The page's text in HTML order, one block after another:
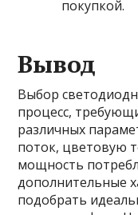
покупкой.
Вывод
Выбор
процесс,
различных
поток, цветовую
мощность
дополнительные
подобрать